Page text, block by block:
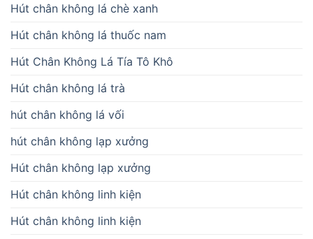
Hút chân không lá chè xanh
Hút chân không lá thuốc nam
Hút Chân Không Lá Tía Tô Khô
Hút chân không lá trà
hút chân không lá vối
hút chân không lạp xưởng
Hút chân không lạp xưởng
Hút chân không linh kiện
Hút chân không linh kiện